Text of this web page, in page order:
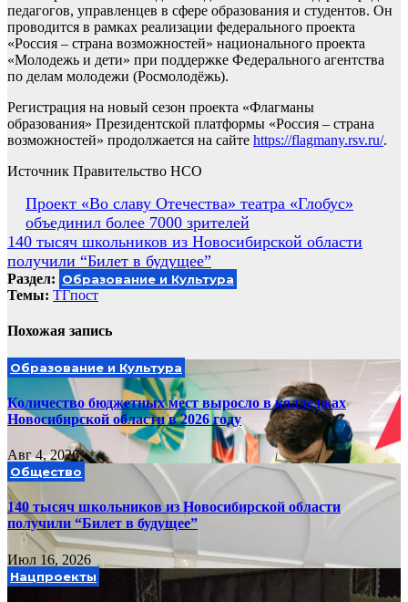
педагогов, управленцев в сфере образования и студентов. Он
проводится в рамках реализации федерального проекта
«Россия – страна возможностей» национального проекта
«Молодежь и дети» при поддержке Федерального агентства
по делам молодежи (Росмолодёжь).
Регистрация на новый сезон проекта «Флагманы
образования» Президентской платформы «Россия – страна
возможностей» продолжается на сайте https://flagmany.rsv.ru/.
Источник Правительство НСО
Навигация
по
записям
Проект «Во славу Отечества» театра «Глобус»
объединил более 7000 зрителей
140 тысяч школьников из Новосибирской области
получили “Билет в будущее”
Раздел: Образование и Культура
Темы: ТГпост
Похожая запись
Образование и Культура
Количество бюджетных мест выросло в колледжах
Новосибирской области в 2026 году
Авг 4, 2026
Общество
140 тысяч школьников из Новосибирской области
получили “Билет в будущее”
Июл 16, 2026
Нацпроекты